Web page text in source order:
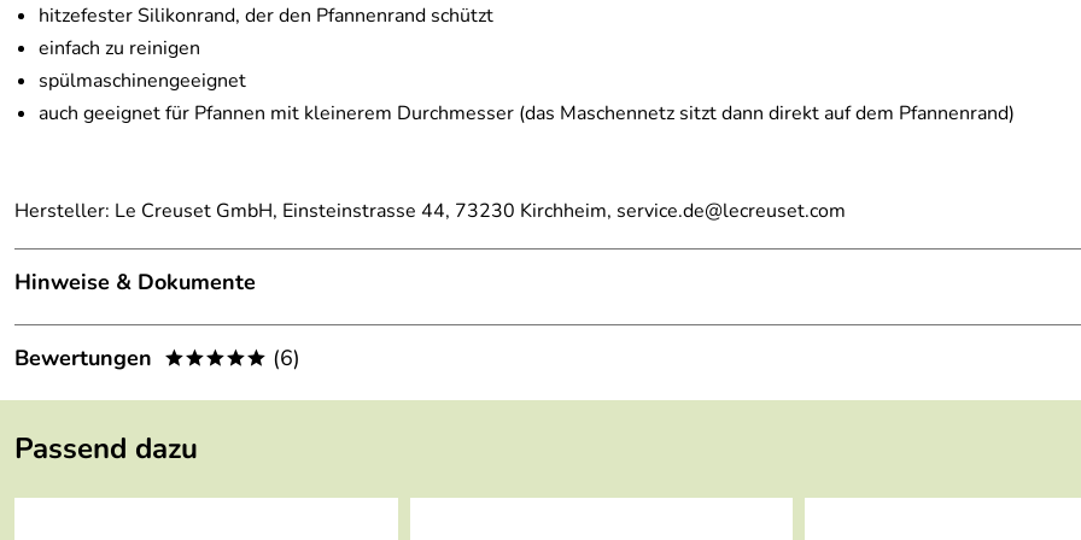
hitzefester Silikonrand, der den Pfannenrand schützt
einfach zu reinigen
spülmaschinengeeignet
auch geeignet für Pfannen mit kleinerem Durchmesser (das Maschennetz sitzt dann direkt auf dem Pfannenrand)
Hersteller: Le Creuset GmbH, Einsteinstrasse 44, 73230 Kirchheim, service.de@lecreuset.com
Hinweise & Dokumente
Dokumente zum Download:
Le Creuset Garantieerklärung (570kB)
Bewertungen ***** (6)
5
4
Passend dazu